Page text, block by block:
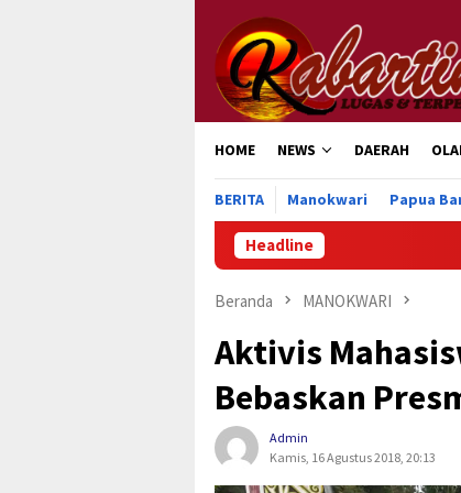
konten
HOME NEWS DAERAH
BERITA Manokwari Papua
Headline
Beranda MANOKWARI
Aktivis
Bebaskan
Admin
Kamis, 16 Agustus 2018, 20:13